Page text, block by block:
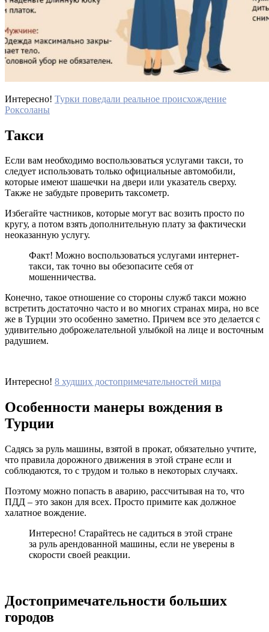
Интересно! Турки поведали реальное происхождение
Роксоланы
Такси
Если вам необходимо воспользоваться услугами такси, то
следует использовать только официальные автомобили,
которые имеют шашечки на двери или указатель сверху.
Также не забудьте проверить таксометр.
Избегайте частников, которые могут вас возить просто по
кругу, а потом взять дополнительную плату за фактически
неоказанную услугу.
Факт! Можно воспользоваться услугами интернет-
такси, так точно вы обезопасите себя от
мошенничества.
Конечно, такое отношение со стороны служб такси можно
встретить достаточно часто и во многих странах мира, но все
же в Турции это особенно заметно. Причем все это делается с
удивительно доброжелательной улыбкой на лице и восточным
радушием.
Интересно! 8 худших достопримечательностей мира
Особенности манеры вождения в
Турции
Садясь за руль машины, взятой в прокат, обязательно учтите,
что правила дорожного движения в этой стране если и
соблюдаются, то с трудом и только в некоторых случаях.
Поэтому можно попасть в аварию, рассчитывая на то, что
ПДД – это закон для всех. Просто примите как должное
халатное вождение.
Интересно! Старайтесь не садиться в этой стране
за руль арендованной машины, если не уверены в
скорости своей реакции.
Достопримечательности больших
городов